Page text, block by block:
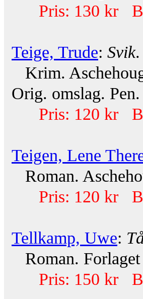
Pris: 130 kr
Teige, Trude: Svik.
Krim.
Orig. omslag. Pen.
Pris: 120 kr
Teigen, Lene
Roman.
Pris: 120 kr
Tellkamp, Uwe:
Roman.
Pris: 150 kr